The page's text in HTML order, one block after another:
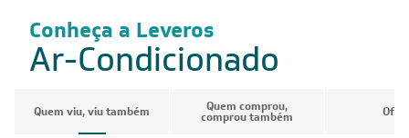
Conheça a Leveros
Ar-Condicionado
Quem viu, viu também Quem comprou,
comprou também